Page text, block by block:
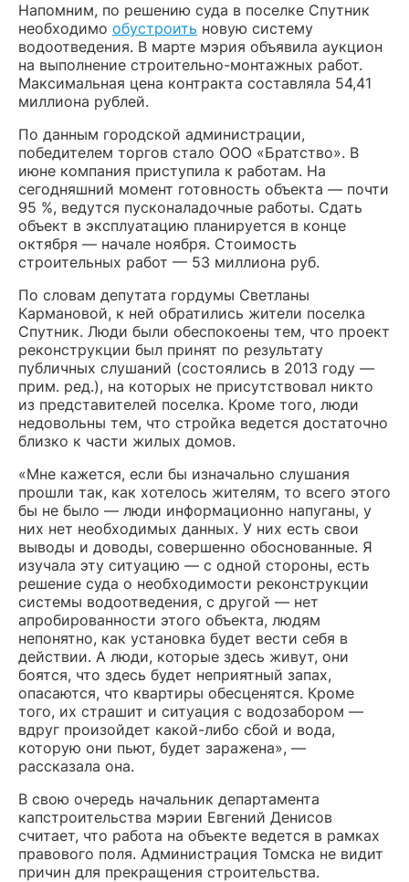
Напомним, по решению суда в поселке Спутник
необходимо обустроить новую систему
водоотведения. В марте мэрия объявила аукцион
на выполнение строительно-монтажных работ.
Максимальная цена контракта составляла 54,41
миллиона рублей.
По данным городской администрации,
победителем торгов стало ООО «Братство». В
июне компания приступила к работам. На
сегодняшний момент готовность объекта — почти
95 %, ведутся пусконаладочные работы. Сдать
объект в эксплуатацию планируется в конце
октября — начале ноября. Стоимость
строительных работ — 53 миллиона руб.
По словам депутата гордумы Светланы
Кармановой, к ней обратились жители поселка
Спутник. Люди были обеспокоены тем, что проект
реконструкции был принят по результату
публичных слушаний (состоялись в 2013 году —
прим. ред.), на которых не присутствовал никто
из представителей поселка. Кроме того, люди
недовольны тем, что стройка ведется достаточно
близко к части жилых домов.
«Мне кажется, если бы изначально слушания
прошли так, как хотелось жителям, то всего этого
бы не было — люди информационно напуганы, у
них нет необходимых данных. У них есть свои
выводы и доводы, совершенно обоснованные. Я
изучала эту ситуацию — с одной стороны, есть
решение суда о необходимости реконструкции
системы водоотведения, с другой — нет
апробированности этого объекта, людям
непонятно, как установка будет вести себя в
действии. А люди, которые здесь живут, они
боятся, что здесь будет неприятный запах,
опасаются, что квартиры обесценятся. Кроме
того, их страшит и ситуация с водозабором —
вдруг произойдет какой-либо сбой и вода,
которую они пьют, будет заражена», —
рассказала она.
В свою очередь начальник департамента
капстроительства мэрии Евгений Денисов
считает, что работа на объекте ведется в рамках
правового поля. Администрация Томска не видит
причин для прекращения строительства.